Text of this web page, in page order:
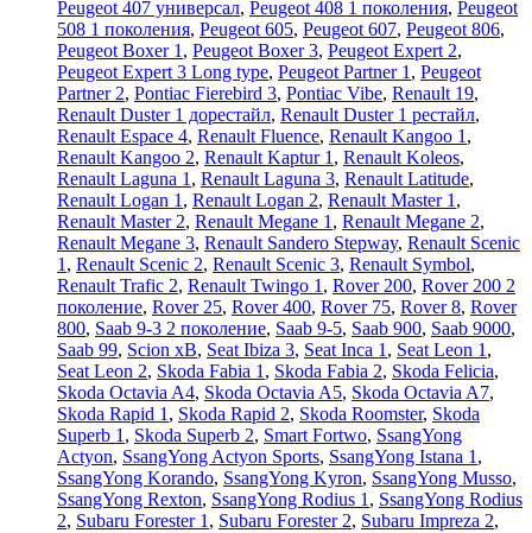
Peugeot 407 универсал, Peugeot 408 1 поколения, Peugeot
508 1 поколения, Peugeot 605, Peugeot 607, Peugeot 806,
Peugeot Boxer 1 , Peugeot Boxer 3, Peugeot Expert 2,
Peugeot Expert 3 Long type, Peugeot Partner 1 , Peugeot
Partner 2, Pontiac Fierebird 3, Pontiac Vibe, Renault 19,
Renault Duster 1 дорестайл, Renault Duster 1 рестайл,
Renault Espace 4, Renault Fluence, Renault Kangoo 1 ,
Renault Kangoo 2, Renault Kaptur 1 , Renault Koleos,
Renault Laguna 1 , Renault Laguna 3, Renault Latitude,
Renault Logan 1 , Renault Logan 2, Renault Master 1 ,
Renault Master 2, Renault Megane 1 , Renault Megane 2,
Renault Megane 3, Renault Sandero Stepway, Renault Scenic
1 , Renault Scenic 2, Renault Scenic 3, Renault Symbol,
Renault Trafic 2, Renault Twingo 1 , Rover 200, Rover 200 2
поколение, Rover 25, Rover 400, Rover 75, Rover 8, Rover
800, Saab 9-3 2 поколение, Saab 9-5, Saab 900, Saab 9000,
Saab 99, Scion xB, Seat Ibiza 3, Seat Inca 1 , Seat Leon 1 ,
Seat Leon 2, Skoda Fabia 1 , Skoda Fabia 2, Skoda Felicia,
Skoda Octavia A4, Skoda Octavia A5, Skoda Octavia A7,
Skoda Rapid 1 , Skoda Rapid 2, Skoda Roomster, Skoda
Superb 1 , Skoda Superb 2, Smart Fortwo, SsangYong
Actyon, SsangYong Actyon Sports, SsangYong Istana 1 ,
SsangYong Korando, SsangYong Kyron, SsangYong Musso,
SsangYong Rexton, SsangYong Rodius 1 , SsangYong Rodius
2, Subaru Forester 1 , Subaru Forester 2, Subaru Impreza 2,